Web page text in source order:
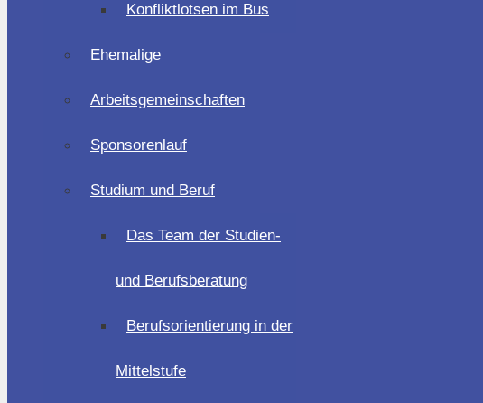
Konfliktlotsen im Bus
Ehemalige
Arbeitsgemeinschaften
Sponsorenlauf
Studium und Beruf
Das Team der Studien-
und Berufsberatung
Berufsorientierung in der
Mittelstufe